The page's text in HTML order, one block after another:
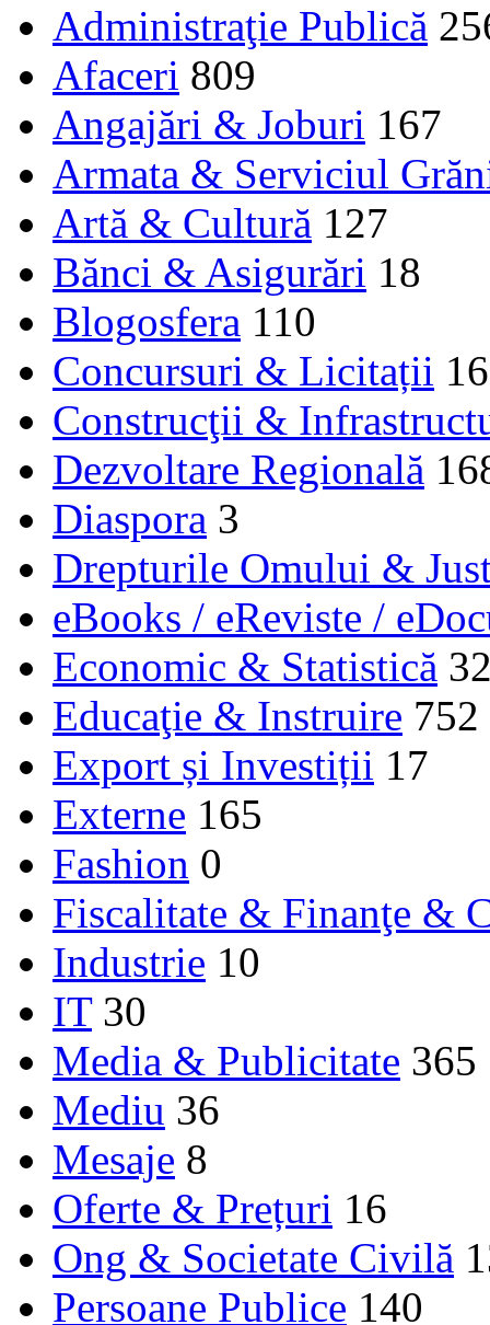
Administraţie Publică
Afaceri 809
Angajări & Joburi 167
Armata & Serviciul
Artă & Cultură 127
Bănci & Asigurări 18
Blogosfera 110
Concursuri & Licitații 16
Construcţii &
Dezvoltare Regională
Diaspora 3
Drepturile Omului &
eBooks / eReviste /
Economic & Statistică
Educaţie & Instruire 752
Export și Investiții 17
Externe 165
Fashion 0
Fiscalitate & Finanţe &
Industrie 10
IT 30
Media & Publicitate 365
Mediu 36
Mesaje 8
Oferte & Prețuri 16
Ong & Societate Civilă
Persoane Publice 140